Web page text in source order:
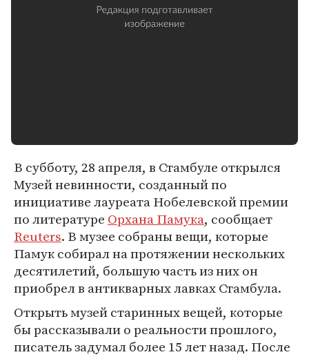
В субботу, 28 апреля, в Стамбуле открылся
Музей невинности, созданный по
инициативе лауреата Нобелевской премии
по литературе Орхана Памука, сообщает
Reuters. В музее собраны вещи, которые
Памук собирал на протяжении нескольких
десятилетий, большую часть из них он
приобрел в антикварных лавках Стамбула.
Открыть музей старинных вещей, которые
бы рассказывали о реальности прошлого,
писатель задумал более 15 лет назад. После